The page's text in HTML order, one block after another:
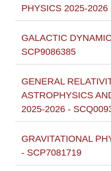
PHYSICS 2025-
GALACTIC
SCP9086385
GENERAL
ASTROPHYSICS
2025-2026 -
GRAVITATIONAL
- SCP7081719